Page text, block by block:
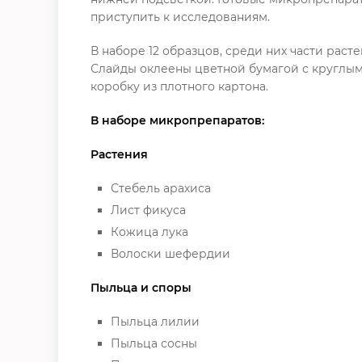
приступить к исследованиям.
В наборе 12 образцов, среди них части
Слайды оклеены цветной бумагой с
коробку из плотного картона.
В наборе микропрепаратов:
Растения
Стебель арахиса
Лист фикуса
Кожица лука
Волоски шефердии
Пыльца и споры
Пыльца лилии
Пыльца сосны